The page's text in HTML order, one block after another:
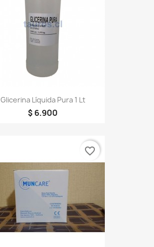
Glicerina Líquida Pura 1 Lt
$ 6.900
favorite_border